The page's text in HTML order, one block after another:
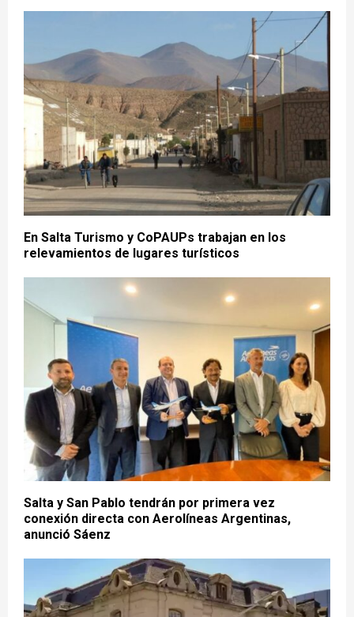
En Salta Turismo y CoPAUPs trabajan en los
relevamientos de lugares turísticos
Salta y San Pablo tendrán por primera vez
conexión directa con Aerolíneas Argentinas,
anunció Sáenz